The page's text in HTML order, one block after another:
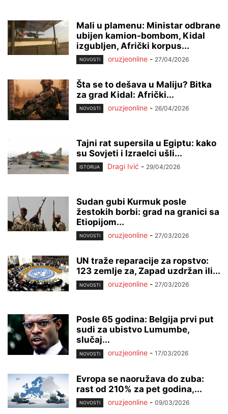
Mali u plamenu: Ministar odbrane
ubijen kamion-bombom, Kidal
izgubljen, Afrički korpus...
NOVOSTI oruzjeonline - 27/04/2026
Šta se to dešava u Maliju? Bitka
za grad Kidal: Afrički...
NOVOSTI oruzjeonline - 26/04/2026
Tajni rat supersila u Egiptu: kako
su Sovjeti i Izraelci ušli...
ISTORIJA Dragi Ivić - 29/04/2026
Sudan gubi Kurmuk posle
žestokih borbi: grad na granici sa
Etiopijom...
NOVOSTI oruzjeonline - 27/03/2026
UN traže reparacije za ropstvo:
123 zemlje za, Zapad uzdržan ili...
NOVOSTI oruzjeonline - 27/03/2026
Posle 65 godina: Belgija prvi put
sudi za ubistvo Lumumbe,
slučaj...
NOVOSTI oruzjeonline - 17/03/2026
Evropa se naoružava do zuba:
rast od 210% za pet godina,...
NOVOSTI oruzjeonline - 09/03/2026